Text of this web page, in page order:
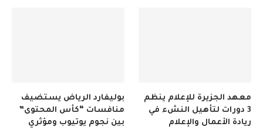
بوليفارد الرياض يستضيف
منافسات “كأس المحتوى”
بين نجوم يوتيوب ومؤثري
معهد الجزيرة للإعلام ينظم
3 دورات لتأهيل النشء في
ريادة الأعمال والإعلام